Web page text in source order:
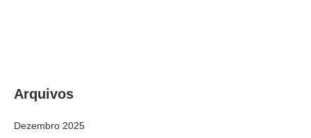
Arquivos
Dezembro 2025